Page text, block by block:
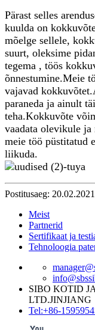
Pärast selles
kuulda on
mõelge sellele,
suurt, oleksime
tegema , töös
õnnestumine.Meie
vajavad
paraneda ja ainult
teha.Kokkuvõte
vaadata olevikule
meie töö püstitatud
liikuda.
Postitusaeg: 20.02.2021
Meist
Partnerid
Sertifikaat ja
Tehnoloogia
SIBO KOTID
LTD.JINJIANG
Tel:+86-